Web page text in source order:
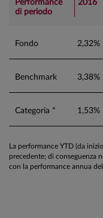
Performance
di periodo
2016
Fondo 2,32%
Benchmark 3,38%
Categoria * 1,53%
La performance YTD (da
precedente; di conseguenza
con la performance annua